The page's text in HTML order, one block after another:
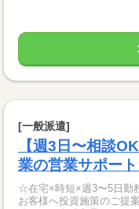
[一般派遣]
【週3日〜相談
業の営業サポート
☆在宅×時短×週3〜5日勤
お客様へ投資施策のご提